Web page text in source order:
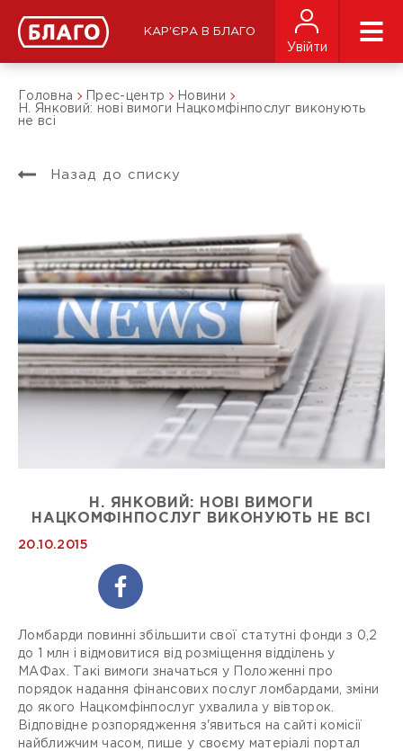
КАР'ЄРА В БЛАГО
Увійти
Головна Прес-центр
Новини
Н. Янковий: нові вимоги Нацкомфінпослуг виконують
не всі
Назад до списку
Н. ЯНКОВИЙ: НОВІ ВИМОГИ
НАЦКОМФІНПОСЛУГ ВИКОНУЮТЬ НЕ ВСІ
20.10.2015
Ломбарди повинні збільшити свої статутні фонди з 0,2
до 1 млн і відмовитися від розміщення відділень у
МАФах. Такі вимоги значаться у Положенні про
порядок надання фінансових послуг ломбардами, зміни
до якого Нацкомфінпослуг ухвалила у вівторок.
Відповідне розпорядження з'явиться на сайті комісії
найближчим часом, пише у своєму матеріалі портал